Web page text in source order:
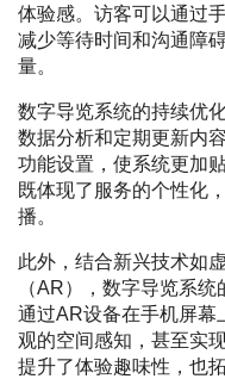
体验感。访客可以通过
减少等待时间和沟通障
量。
数字导览系统的持续优
数据分析和定期更新内
功能设置，使系统更加
既体现了服务的个性化
播。
此外，结合新兴技术如
（AR），数字导览系
通过AR设备在手机屏幕
观的空间感知，甚至实
提升了体验趣味性，也